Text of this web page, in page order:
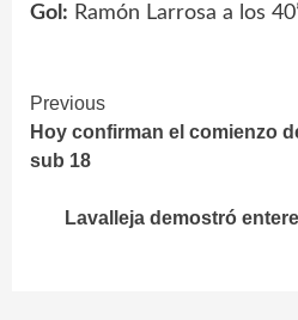
Gol: Ramón Larrosa a los
Continue
Reading
Previous
Hoy confirman el comienzo
sub 18
Lavalleja demostró